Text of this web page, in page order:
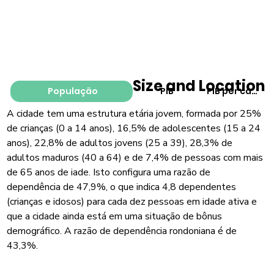
População PIB PIB per capita
Size and Location
A cidade tem uma estrutura etária jovem, formada por 25%
de crianças (0 a 14 anos), 16,5% de adolescentes (15 a 24
anos), 22,8% de adultos jovens (25 a 39), 28,3% de
adultos maduros (40 a 64) e de 7,4% de pessoas com mais
de 65 anos de iade. Isto configura uma razão de
dependência de 47,9%, o que indica 4,8 dependentes
(crianças e idosos) para cada dez pessoas em idade ativa e
que a cidade ainda está em uma situação de bônus
demográfico. A razão de dependência rondoniana é de
43,3%.